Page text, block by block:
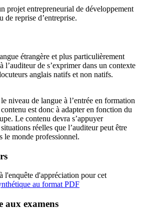
projet entrepreneurial de développement
de reprise d’entreprise.
étrangère et plus particulièrement
l’auditeur de s’exprimer dans un contexte
anglais natifs et non natifs.
niveau de langue à l’entrée en formation
est donc à adapter en fonction du
Le contenu devra s’appuyer
réelles que l’auditeur peut être
le monde professionnel.
l'enquête d'appréciation pour cet
au format PDF
aux examens